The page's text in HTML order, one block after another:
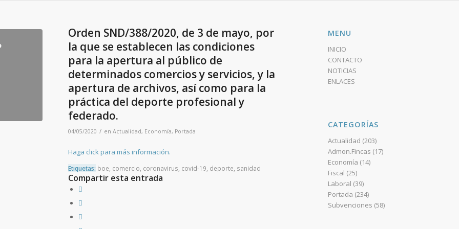
Orden SND/388/2020, de 3 de mayo, por
la que se establecen las condiciones
para la apertura al público de
determinados comercios y servicios, y la
apertura de archivos, así como para la
práctica del deporte profesional y
federado.
04/05/2020 / en Actualidad, Economía, Portada
Haga click para más información.
Etiquetas: boe comercio coronavirus covid-19 deporte sanidad
Compartir esta entrada
MENU
INICIO
CONTACTO
NOTICIAS
ENLACES
CATEGORÍAS
Actualidad (203)
Admon.Fincas (17)
Economía (14)
Fiscal (25)
Laboral (39)
Portada (234)
Subvenciones (58)